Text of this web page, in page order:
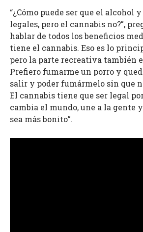
“¿Cómo puede ser que el alcohol
legales, pero el cannabis no?”,
hablar de todos los beneficios
tiene el cannabis. Eso es lo
pero la parte recreativa también
Prefiero fumarme un porro y
salir y poder fumármelo sin que
El cannabis tiene que ser legal
cambia el mundo, une a la gente
sea más bonito”.